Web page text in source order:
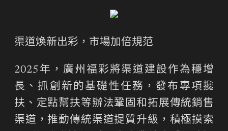
渠道煥新出彩，市場加倍規范
2025年，廣州福彩將渠道建設作為穩增
長、抓創新的基礎性任務，發布專項攙
扶、定點幫扶等辦法鞏固和拓展傳統銷售
渠道，推動傳統渠道提質升級，積極摸索